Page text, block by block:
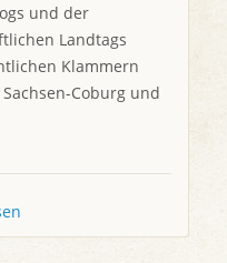
und der
Landtags
Klammern
Coburg und